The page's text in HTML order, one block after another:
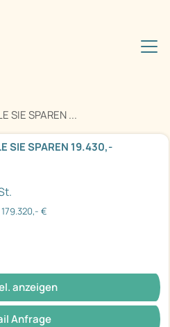
SIE SPAREN ...
SIE SPAREN 19.430,-
€
anzeigen
Anfrage